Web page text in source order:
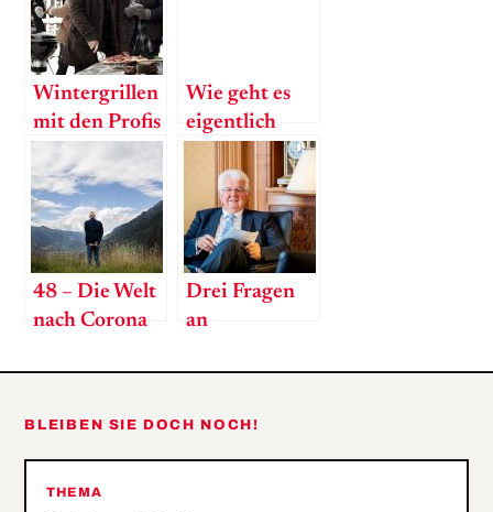
Wintergrillen
mit den Profis
Grill Academy
Wien Süd
Wie geht es
eigentlich
48 – Die Welt
nach Corona
Drei Fragen
an
Gouverneur
Holzmann
BLEIBEN SIE DOCH NOCH!
THEMA